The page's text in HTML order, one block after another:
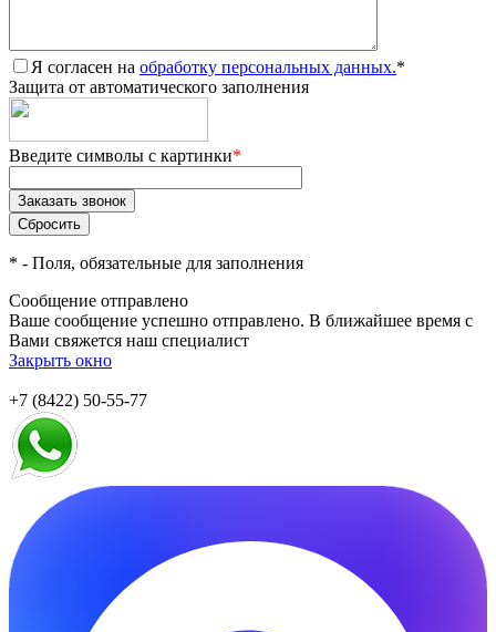
Я согласен на обработку персональных данных.*
Защита от автоматического заполнения
Введите символы с картинки*
* - Поля, обязательные для заполнения
Сообщение отправлено
Ваше сообщение успешно отправлено. В ближайшее время с
Вами свяжется наш специалист
Закрыть окно
+7 (8422) 50-55-77